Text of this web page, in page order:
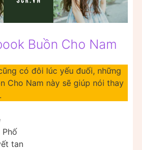
Buồn Cho Nam
có đôi lúc yếu đuối, những
Cho Nam này sẽ giúp nói thay
Phố
tan